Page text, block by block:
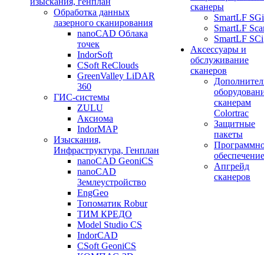
Обработка данных
лазерного сканирования
nanoCAD Облака
точек
IndorSoft
CSoft ReClouds
GreenValley LiDAR
360
ГИС-системы
ZULU
Аксиома
IndorMAP
Изыскания,
Инфраструктура, Генплан
nanoCAD GeoniCS
nanoCAD
Землеустройство
EngGeo
Топоматик Robur
ТИМ КРЕДО
Model Studio CS
IndorCAD
CSoft GeoniCS
сканеры
SmartLF SGi
SmartLF
SmartLF SCi
Аксессуары и
обслуживание
сканеров
сканерам
Colortrac
Защитные
пакеты
обеспечение
Апгрейд
сканеров